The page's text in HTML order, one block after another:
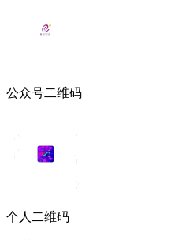
公众号二维码
个人二维码